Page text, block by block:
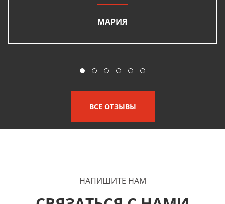
МАРИЯ
ВСЕ ОТЗЫВЫ
НАПИШИТЕ НАМ